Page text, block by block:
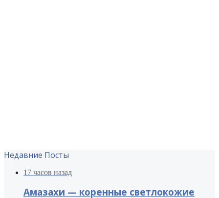
Недавние Посты
17 часов назад
Амазахи — коренные светлокожие